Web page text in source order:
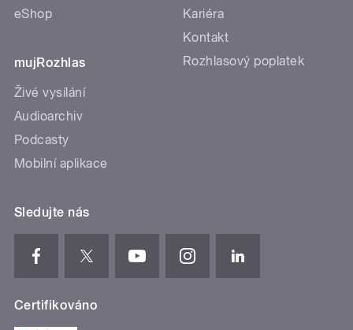
eShop
mujRozhlas
Živé vysílání
Audioarchiv
Podcasty
Mobilní aplikace
Kariéra
Kontakt
Rozhlasový poplatek
Sledujte nás
Certifikováno